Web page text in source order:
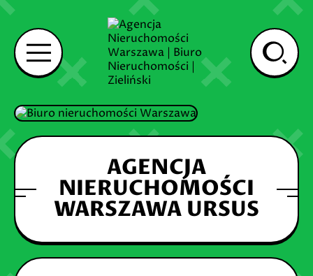
AGENCJA
NIERUCHOMOŚCI
WARSZAWA URSUS